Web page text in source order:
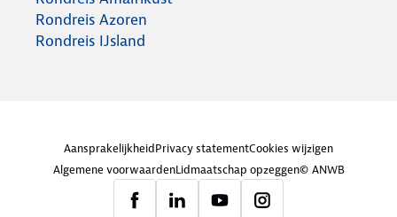
Rondreis Azoren
Rondreis IJsland
AansprakelijkheidPrivacy statementCookies wijzigen
Algemene voorwaardenLidmaatschap opzeggen© ANWB